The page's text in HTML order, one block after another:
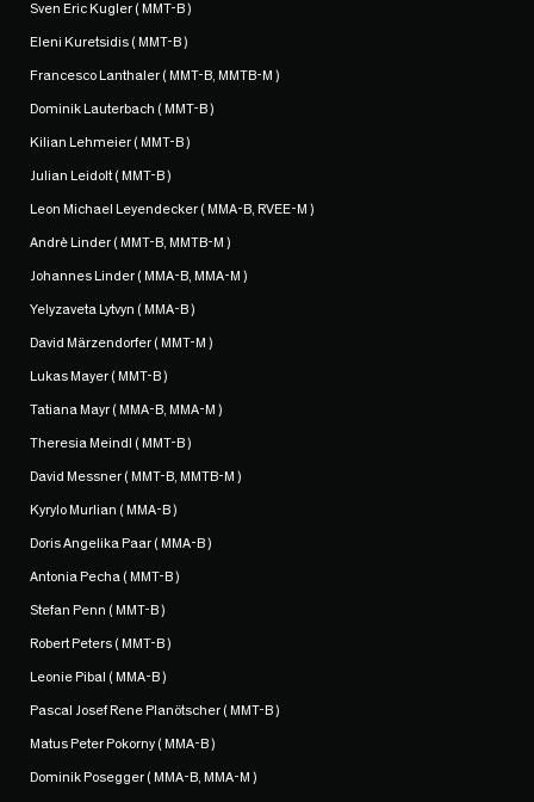
Sven Eric Kugler ( MMT-B )
Eleni Kuretsidis ( MMT-B )
Francesco Lanthaler ( MMT-B, MMTB-M )
Dominik Lauterbach ( MMT-B )
Kilian Lehmeier ( MMT-B )
Julian Leidolt ( MMT-B )
Leon Michael Leyendecker ( MMA-B, RVEE-M )
Andrè Linder ( MMT-B, MMTB-M )
Johannes Linder ( MMA-B, MMA-M )
Yelyzaveta Lytvyn ( MMA-B )
David Märzendorfer ( MMT-M )
Lukas Mayer ( MMT-B )
Tatiana Mayr ( MMA-B, MMA-M )
Theresia Meindl ( MMT-B )
David Messner ( MMT-B, MMTB-M )
Kyrylo Murlian ( MMA-B )
Doris Angelika Paar ( MMA-B )
Antonia Pecha ( MMT-B )
Stefan Penn ( MMT-B )
Robert Peters ( MMT-B )
Leonie Pibal ( MMA-B )
Pascal Josef Rene Planötscher ( MMT-B )
Matus Peter Pokorny ( MMA-B )
Dominik Posegger ( MMA-B, MMA-M )